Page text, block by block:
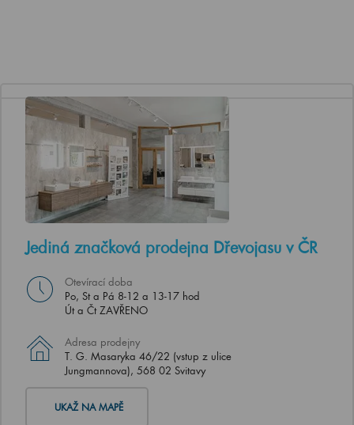
Jediná značková prodejna Dřevojasu v ČR
Otevírací doba
Po, St a Pá 8-12 a 13-17 hod
Út a Čt ZAVŘENO
Adresa prodejny
T. G. Masaryka 46/22 (vstup z ulice
Jungmannova), 568 02 Svitavy
UKAŽ NA MAPĚ